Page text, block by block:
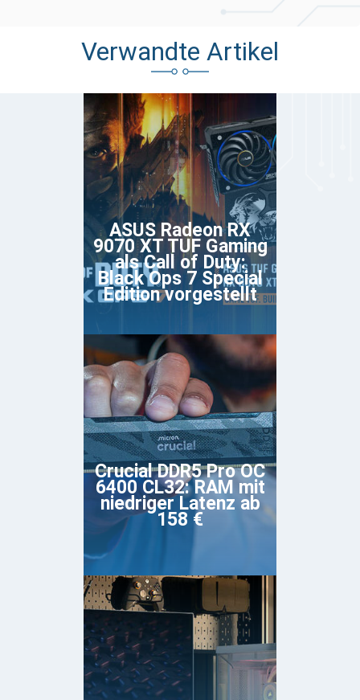
Verwandte Artikel
ASUS Radeon RX
9070 XT TUF Gaming
als Call of Duty:
Black Ops 7 Special
Edition vorgestellt
Crucial DDR5 Pro OC
6400 CL32: RAM mit
niedriger Latenz ab
158 €